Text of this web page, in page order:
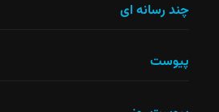
نباید
چند رسانه ای
پیوست